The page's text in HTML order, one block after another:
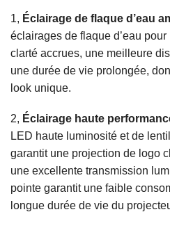
1, Éclairage de flaque d’eau
éclairages de flaque d’eau
clarté accrues, une meilleure
une durée de vie prolongée,
look unique.
2, Éclairage haute
LED haute luminosité et de
garantit une projection de logo
une excellente transmission
pointe garantit une faible
longue durée de vie du